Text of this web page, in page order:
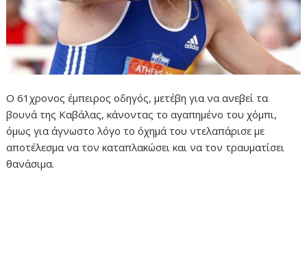
Ο 61χρονος έμπειρος οδηγός, μετέβη για να ανεβεί τα
βουνά της Καβάλας, κάνοντας το αγαπημένο του χόμπι,
όμως για άγνωστο λόγο το όχημά του ντελαπάρισε με
αποτέλεσμα να τον καταπλακώσει και να τον τραυματίσει
θανάσιμα.